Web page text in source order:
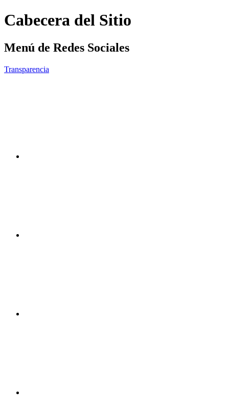
Cabecera del Sitio
Menú de Redes Sociales
Transparencia